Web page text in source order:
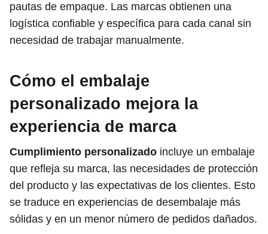
pautas de empaque. Las marcas obtienen una
logística confiable y específica para cada canal sin
necesidad de trabajar manualmente.
Cómo el embalaje
personalizado mejora la
experiencia de marca
Cumplimiento personalizado incluye un embalaje
que refleja su marca, las necesidades de protección
del producto y las expectativas de los clientes. Esto
se traduce en experiencias de desembalaje más
sólidas y en un menor número de pedidos dañados.